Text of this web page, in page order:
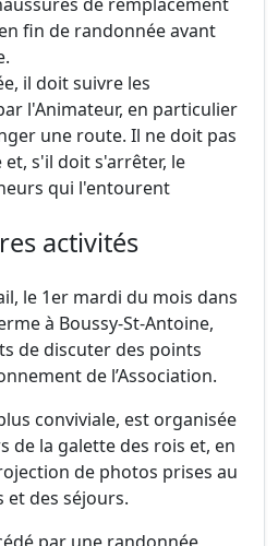
fin de randonnée avant
il doit suivre les
l'Animateur, en particulier
une route. Il ne doit pas
s'il doit s'arrêter, le
qui l'entourent
activités
le 1er mardi du mois dans
à Boussy-St-Antoine,
de discuter des points
de l’Association.
conviviale, est organisée
de la galette des rois et, en
de photos prises au
et des séjours.